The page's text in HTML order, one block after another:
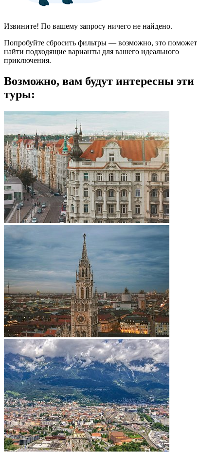
Извините! По вашему запросу ничего не найдено.
Попробуйте сбросить фильтры — возможно, это поможет
найти подходящие варианты для вашего идеального
приключения.
Возможно, вам будут интересны эти
туры: